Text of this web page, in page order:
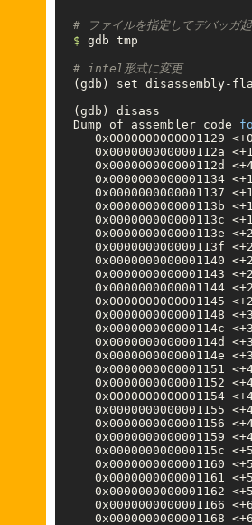
# ファイルを指定してデバッガ
$ gdb tmp
# intel形式に変更
( gdb ) set disassembly-
( gdb )
disass
Dump of assembler code
0x0000000000001129
0x000000000000112a
0x000000000000112d
0x0000000000001134
0x0000000000001137
0x000000000000113b
0x000000000000113c
0x000000000000113e
0x000000000000113f
0x0000000000001140
0x0000000000001143
0x0000000000001144
0x0000000000001145
0x0000000000001148
0x000000000000114c
0x000000000000114d
0x000000000000114e
0x0000000000001151
0x0000000000001152
0x0000000000001154
0x0000000000001155
0x0000000000001156
0x0000000000001159
0x000000000000115c
0x0000000000001160
0x0000000000001161
0x0000000000001162
0x0000000000001166
0x0000000000001168